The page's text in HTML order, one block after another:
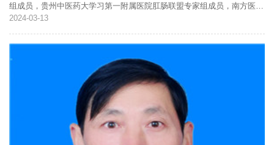
组成员，贵州中医药大学习第一附属医院肛肠联盟专家组成员，南方医科
大学肛肠联盟专家组成员，擅长于运用中西结合治疗肛肠疾病，诊疗范
03-13
2024